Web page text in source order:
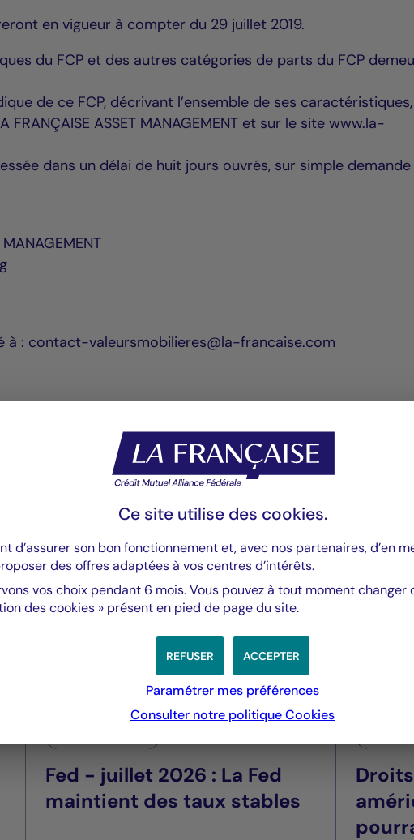
en vigueur à compter du 29 juillet 2019.
du FCP et des autres catégories de parts du FCP
de ce FCP, décrivant l’ensemble de ses
FRANÇAISE ASSET MANAGEMENT et sur le site www.la-
dans un délai de huit jours ouvrés, sur simple demande
MANAGEMENT
à : contact-valeursmobilieres@la-francaise.com
sub dept
Fed - juillet 2026 : La Fed
maintient des taux stables
Ce site utilise des cookies.
d’assurer son bon fonctionnement et, avec nos partenaires, d’en
des offres adaptées à vos centres d’intérêts.
vos choix pendant 6 mois. Vous pouvez à tout moment changer
des cookies » présent en pied de page du site.
ACCEPTER
REFUSER
Paramétrer mes préférences
Consulter notre politiqueCookies